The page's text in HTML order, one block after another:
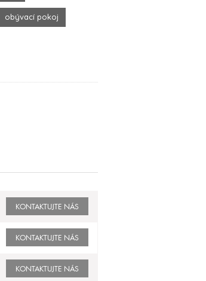
obývací pokoj
KONTAKTUJTE NÁS
KONTAKTUJTE NÁS
KONTAKTUJTE NÁS